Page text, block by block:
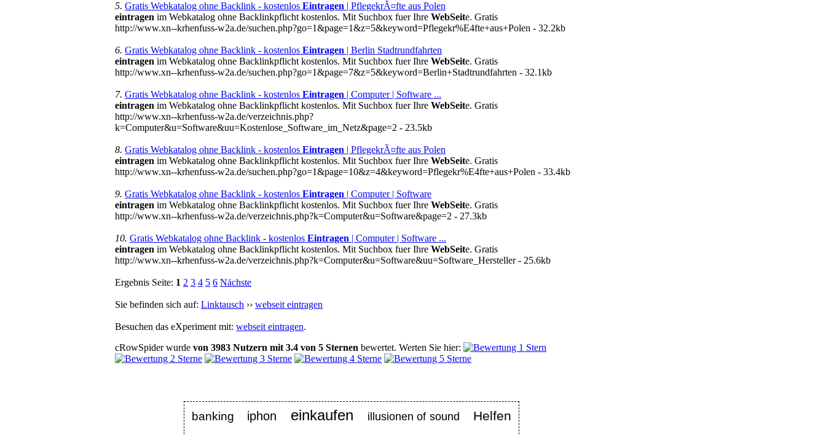
5. Gratis Webkatalog ohne Backlink - kostenlos Eintragen | PflegekrÃ¤fte aus Polen
eintragen im Webkatalog ohne Backlinkpflicht kostenlos. Mit Suchbox fuer Ihre WebSeite. Gratis
http://www.xn--krhenfuss-w2a.de/suchen.php?go=1&page=1&z=5&keyword=Pflegekr%E4fte+aus+Polen - 32.2kb
6. Gratis Webkatalog ohne Backlink - kostenlos Eintragen | Berlin Stadtrundfahrten
eintragen im Webkatalog ohne Backlinkpflicht kostenlos. Mit Suchbox fuer Ihre WebSeite. Gratis
http://www.xn--krhenfuss-w2a.de/suchen.php?go=1&page=7&z=5&keyword=Berlin+Stadtrundfahrten - 32.1kb
7. Gratis Webkatalog ohne Backlink - kostenlos Eintragen | Computer | Software ...
eintragen im Webkatalog ohne Backlinkpflicht kostenlos. Mit Suchbox fuer Ihre WebSeite. Gratis
http://www.xn--krhenfuss-w2a.de/verzeichnis.php?
k=Computer&u=Software&uu=Kostenlose_Software_im_Netz&page=2 - 23.5kb
8. Gratis Webkatalog ohne Backlink - kostenlos Eintragen | PflegekrÃ¤fte aus Polen
eintragen im Webkatalog ohne Backlinkpflicht kostenlos. Mit Suchbox fuer Ihre WebSeite. Gratis
http://www.xn--krhenfuss-w2a.de/suchen.php?go=1&page=10&z=4&keyword=Pflegekr%E4fte+aus+Polen - 33.4kb
9. Gratis Webkatalog ohne Backlink - kostenlos Eintragen | Computer | Software
eintragen im Webkatalog ohne Backlinkpflicht kostenlos. Mit Suchbox fuer Ihre WebSeite. Gratis
http://www.xn--krhenfuss-w2a.de/verzeichnis.php?k=Computer&u=Software&page=2 - 27.3kb
10. Gratis Webkatalog ohne Backlink - kostenlos Eintragen | Computer | Software ...
eintragen im Webkatalog ohne Backlinkpflicht kostenlos. Mit Suchbox fuer Ihre WebSeite. Gratis
http://www.xn--krhenfuss-w2a.de/verzeichnis.php?k=Computer&u=Software&uu=Software_Hersteller - 25.6kb
Ergebnis Seite: 1 2 3 4 5 6 Nächste
Sie befinden sich auf: Linktausch ›› webseit eintragen
Besuchen das eXperiment mit: webseit eintragen.
cRowSpiderwurde von 3983 Nutzern mit 3.4 von 5 Sternen bewertet. Werten Sie hier:
banking iphon einkaufen illusionen of sound Helfen